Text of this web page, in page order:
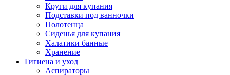
Круги для купания
Подставки под ванночки
Полотенца
Сиденья для купания
Халатики банные
Хранение
Гигиена и уход
Аспираторы